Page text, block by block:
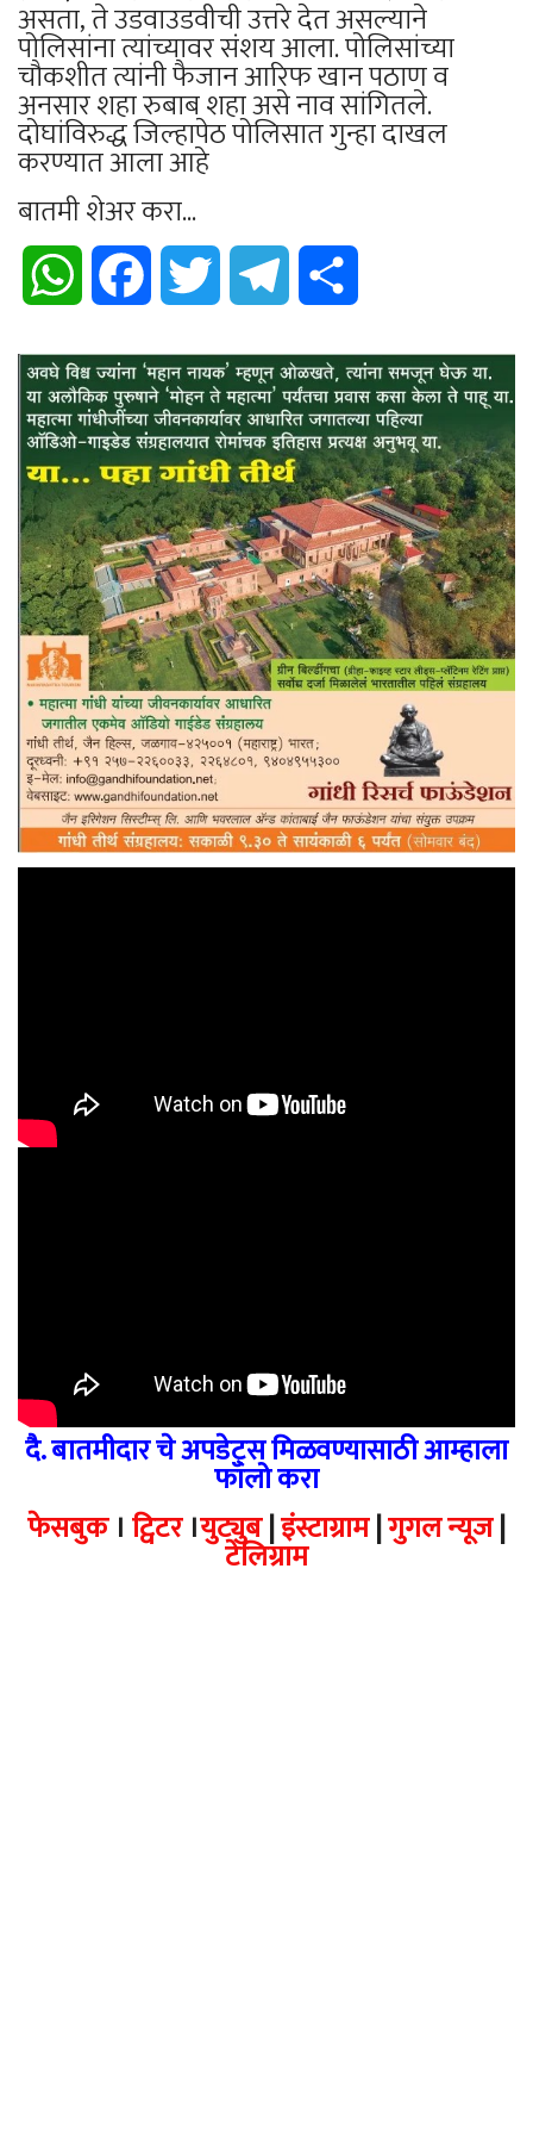
असता, ते उडवाउडवीची उत्तरे देत असल्याने
पोलिसांना त्यांच्यावर संशय आला. पोलिसांच्या
चौकशीत त्यांनी फैजान आरिफ खान पठाण व
अनसार शहा रुबाब शहा असे नाव सांगितले.
दोघांविरुद्ध जिल्हापेठ पोलिसात गुन्हा दाखल
करण्यात आला आहे
बातमी शेअर करा...
WhatsApp Facebook Twitter Telegram
दै. बातमीदार चे अपडेट्स मिळवण्यासाठी आम्हाला
फॉलो करा
फेसबुक। ट्विटर।युट्युब|इंस्टाग्राम|गुगल न्यूज|
टेलिग्राम